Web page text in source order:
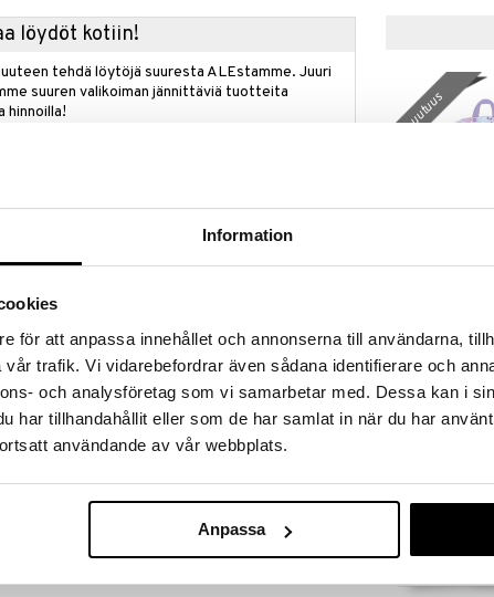
Information
för att anpassa innehållet och annonserna till användarna,
trafik. Vi vidarebefordrar även sådana identifierare och
och analysföretag som vi samarbetar med. Dessa kan i
har tillhandahållit eller som de har samlat in när du har
användande av vår webbplats.
Anpassa
löydöt kotiin!
tehdä löytöjä suuresta ALEstamme. Juuri
suuren valikoiman jännittäviä tuotteita
hinnoilla!
28,90 €
uutuus